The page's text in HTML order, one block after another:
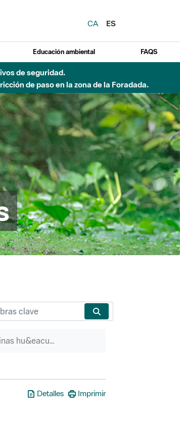
CA
ES
Educación ambiental FAQS
de seguridad.
de paso en la zona de la Foradada.
P&aacute;ginas hu&eacute;rfanas
Detalles
Imprimir